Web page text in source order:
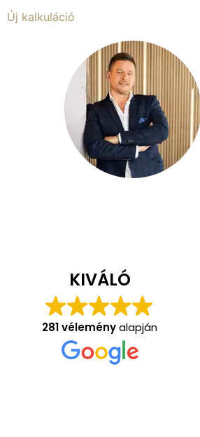
Új kalkuláció
KIVÁLÓ
281 véleményalapján